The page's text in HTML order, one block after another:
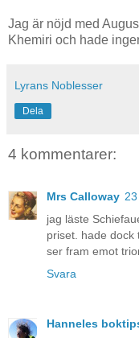
Jag är nöjd med
Khemiri och hade
Lyrans Noblesser
Dela
4 kommentarer:
Mrs Calloway
jag läste
priset. hade dock
ser fram emot
Svara
Hanneles